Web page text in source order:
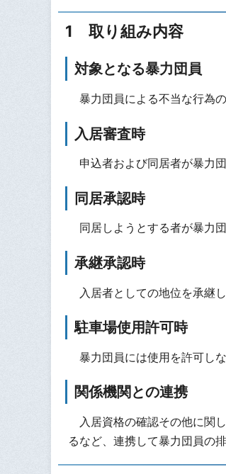
1 取り組み内容
対象となる暴力団員
暴力団員による不当な行為
入居審査時
申込者および同居者が暴力
同居承認時
同居しようとする者が暴力
承継承認時
入居者としての地位を承継
駐車場使用許可時
暴力団員には使用を許可しな
関係機関との連携
入居資格の確認その他に関
るなど、連携して暴力団員の排